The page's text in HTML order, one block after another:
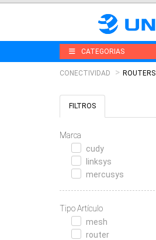
CATEGORIAS
CONECTIVIDAD ROUTERS
FILTROS
Marca
cudy
linksys
mercusys
Tipo Artículo
mesh
router